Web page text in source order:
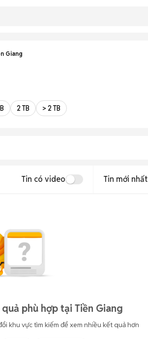
Giang
2 TB > 2 TB
Tin có video Tin mới nhất
phù hợp tại Tiền Giang
khu vực tìm kiếm để xem nhiều kết quả hơn